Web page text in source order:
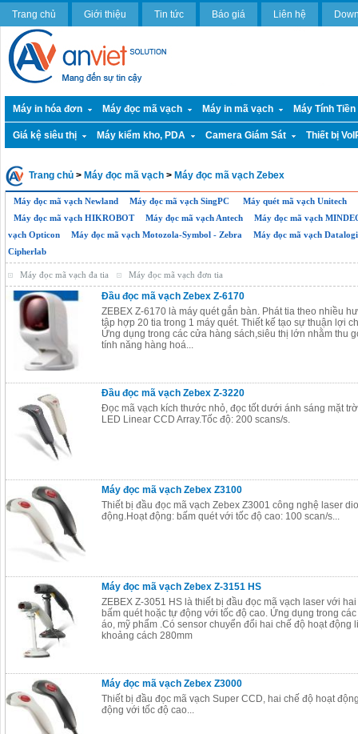
Trang chủ Giới thiệu Tin tức Báo giá Liên hệ
Máy in hóa đơn Máy đọc mã vạch Máy in mã vạch Máy Tính
Giá kệ siêu thị Máy kiểm kho, PDA Camera Giám Sát Thiết bị
Trang chủ > Máy đọc mã vạch > Máy đọc mã vạch Zebex
Máy đọc mã vạch Newland Máy đọc mã vạch SingPC
Máy quét mã vạch Unitech
Máy đọc mã vạch HIKROBOT
Máy đọc mã vạch Antech
Máy đọc mã vạch
vạch Opticon
Máy đọc mã vạch Motozola-Symbol - Zebra
Máy đọc mã vạch
Cipherlab
Máy đọc mã vạch đa tia Máy đọc mã vạch đơn tia
Đầu đọc mã vạch Zebex Z-6170
ZEBEX Z-6170 là máy quét gắn bàn. Phát tia theo nhiều
tập hợp 20 tia trong 1 máy quét. Thiết kế tạo sự thuận lợi
Ứng dụng trong các cửa hàng sách,siêu thị lớn nhằm thu
tính năng hàng hoá...
Đầu đọc mã vạch Zebex Z-3220
Đọc mã vạch kích thước nhỏ, đọc tốt dưới ánh sáng mặt
LED Linear CCD Array.Tốc độ: 200 scans/s.
Máy đọc mã vạch Zebex Z3100
Thiết bị đầu đọc mã vạch Zebex Z3001 công nghệ laser
động.Hoạt động: bấm quét với tốc độ cao: 100 scan/s...
Máy đọc mã vạch Zebex Z-3151 HS
ZEBEX Z-3051 HS là thiết bị đầu đọc mã vạch laser với
bấm quét hoặc tự động với tốc độ cao. Ứng dụng trong
áo, mỹ phẩm .Có sensor chuyển đổi hai chế độ hoạt động
khoảng cách 280mm
Máy đọc mã vạch Zebex Z3000
Thiết bị đầu đọc mã vạch Super CCD, hai chế độ hoạt
động với tốc độ cao...